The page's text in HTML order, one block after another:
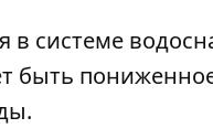
системе
быть